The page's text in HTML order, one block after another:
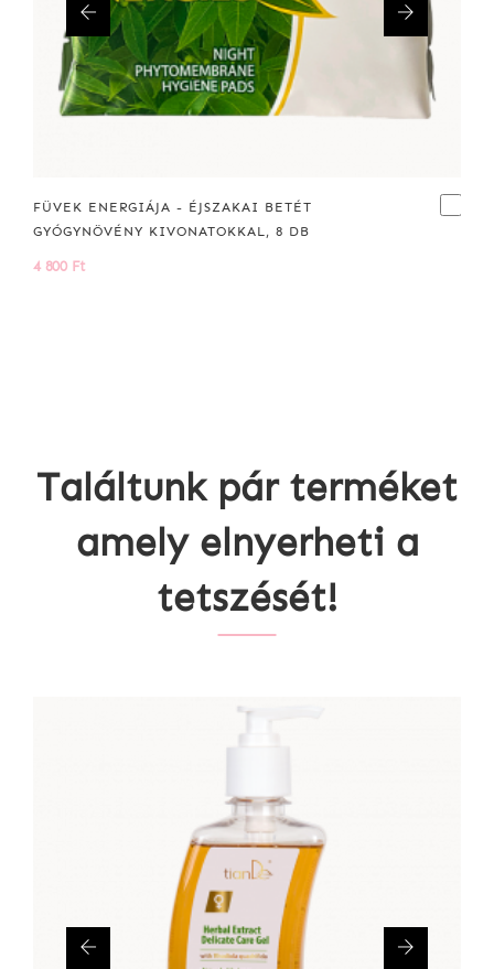
FÜVEK ENERGIÁJA - ÉJSZAKAI BETÉT
GYÓGYNÖVÉNY KIVONATOKKAL, 8 DB
4 800 Ft
Találtunk pár terméket
amely elnyerheti a
tetszését!